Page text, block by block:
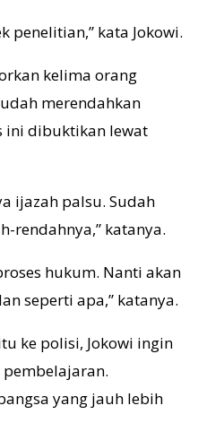
penelitian,” kata Jokowi.
kelima orang
merendahkan
ini dibuktikan lewat
ijazah palsu. Sudah
rendahnya,” katanya.
hukum. Nanti akan
seperti apa,” katanya.
ke polisi, Jokowi ingin
yang jauh lebih